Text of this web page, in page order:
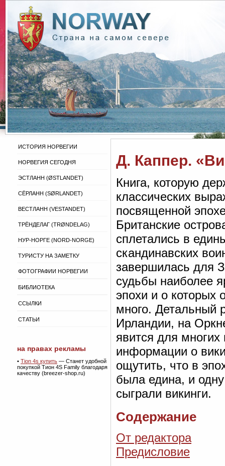
ИСТОРИЯ НОРВЕГИИ
НОРВЕГИЯ СЕГОДНЯ
ЭСТЛАНН (ØSTLANDET)
СЁРЛАНН (SØRLANDET)
ВЕСТЛАНН (VESTANDET)
ТРЁНДЕЛАГ (TRØNDELAG)
НУР-НОРГЕ (NORD-NORGE)
ТУРИСТУ НА ЗАМЕТКУ
ФОТОГРАФИИ НОРВЕГИИ
БИБЛИОТЕКА
ССЫЛКИ
СТАТЬИ
на правах рекламы
• Tion 4s купить — Станет удобной
покупкой Тион 4S Family благодаря
качеству (breezer-shop.ru)
Д. Каппер.
Книга, которую
классических
посвященной
Британские
сплетались в
скандинавских
завершилась для
судьбы наиболее
эпохи и о которых
много. Детальный
Ирландии, на
явится для
информации о
ощутить, что в
была едина, и
сыграли викинги.
Содержание
От редактора
Предисловие